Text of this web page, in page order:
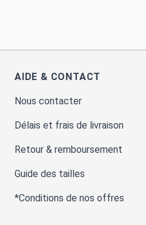
AIDE & CONTACT
Nous contacter
Délais et frais de livraison
Retour & remboursement
Guide des tailles
*Conditions de nos offres